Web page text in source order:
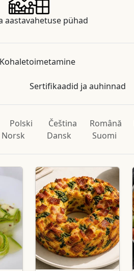
aastavahetuse pühad
Kohaletoimetamine
Sertifikaadid ja auhinnad
Polski Čeština Română
Norsk Dansk Suomi